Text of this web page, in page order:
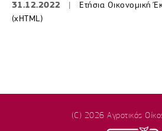
31.12.2022
|
Ετήσια Οικονομική
(xHTML)
(C) 2026 Αγροτικός